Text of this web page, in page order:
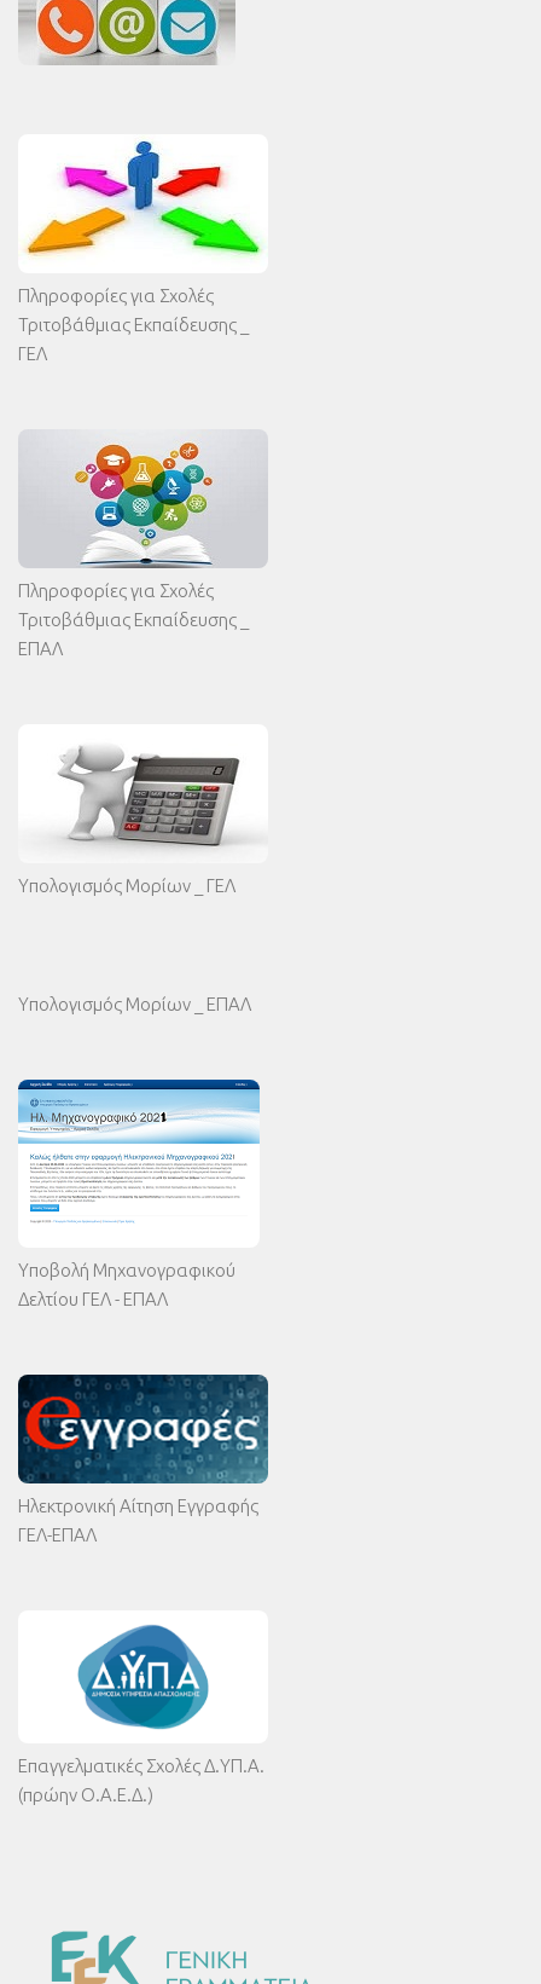
Πληροφορίες για Σχολές
Τριτοβάθμιας Εκπαίδευσης _
ΓΕΛ
Πληροφορίες για Σχολές
Τριτοβάθμιας Εκπαίδευσης _
ΕΠΑΛ
Υπολογισμός Μορίων _ ΓΕΛ
Υπολογισμός Μορίων _ ΕΠΑΛ
Υποβολή Μηχανογραφικού
Δελτίου ΓΕΛ - ΕΠΑΛ
Ηλεκτρονική Αίτηση Εγγραφής
ΓΕΛ-ΕΠΑΛ
Επαγγελματικές Σχολές Δ.ΥΠ.Α.
(πρώην Ο.Α.Ε.Δ.)